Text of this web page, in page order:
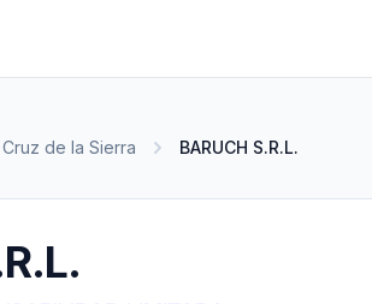
de la Sierra BARUCH S.R.L.